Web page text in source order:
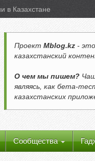
в Казахстане
Проект Mblog.kz -
казахстанский
О чем мы пишем?
являясь, как бета-
казахстанских
Сообщества